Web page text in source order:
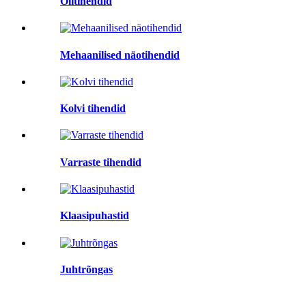
Mehaanilised näotihendid
Kolvi tihendid
Varraste tihendid
Klaasipuhastid
Juhtrõngas